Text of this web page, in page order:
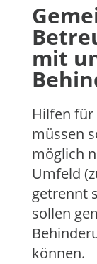
mit
Hilfen
müssen
möglich
Umfeld
getrennt
sollen
können.